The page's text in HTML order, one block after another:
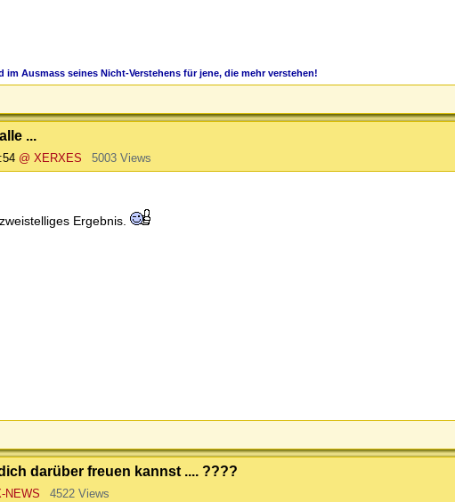
Ausmass seines Nicht-Verstehens für jene, die mehr verstehen!
...
@ XERXES 5003 Views
Ergebnis.
darüber freuen kannst .... ????
NEWS 4522 Views